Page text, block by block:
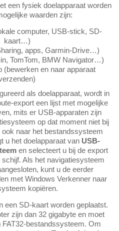
een fysiek doelapparaat worden
waarden zijn:
computer, USB-stick, SD-
kaart…)
apps, Garmin-Drive…)
TomTom, BMW Navigator…)
(bewerken en naar apparaat
als doelapparaat, wordt in
export een lijst met mogelijke
mits er USB-apparaten zijn
op dat moment niet bij
naar het bestandssysteem
u het doelapparaat van USB-
en selecteert u bij de export
Als het navigatiesysteem
kunt u de eerder
met Windows Verkenner naar
kopiëren.
een SD-kaart worden geplaatst.
zijn dan 32 gigabyte en moet
bestandssysteem. Om